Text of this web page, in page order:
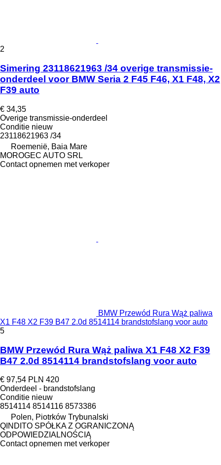
2
Simering 23118621963 /34 overige transmissie-
onderdeel voor BMW Seria 2 F45 F46, X1 F48, X2
F39 auto
€ 34,35
Overige transmissie-onderdeel
Conditie nieuw
23118621963 /34
Roemenië, Baia Mare
MOROGEC AUTO SRL
Contact opnemen met verkoper
BMW Przewód Rura Wąż paliwa
X1 F48 X2 F39 B47 2.0d 8514114 brandstofslang voor auto
5
BMW Przewód Rura Wąż paliwa X1 F48 X2 F39
B47 2.0d 8514114 brandstofslang voor auto
€ 97,54 PLN 420
Onderdeel - brandstofslang
Conditie nieuw
8514114 8514116 8573386
Polen, Piotrków Trybunalski
QINDITO SPÓŁKA Z OGRANICZONĄ
ODPOWIEDZIALNOŚCIĄ
Contact opnemen met verkoper